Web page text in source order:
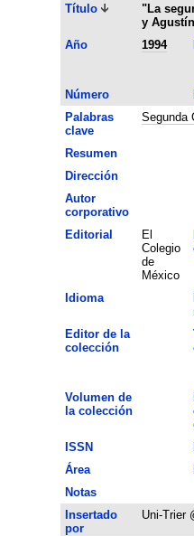
Título
"La
y
Año
1994
Número
Palabras
clave
Segunda
Resumen
Dirección
Autor
corporativo
Editorial
El
Colegio
de
México
Idioma
Editor de la
colección
Volumen de
la colección
ISSN
Área
Notas
Insertado
por
Uni-Trier